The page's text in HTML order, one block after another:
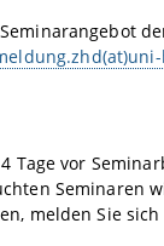
Tage vor
Seminaren
melden Sie